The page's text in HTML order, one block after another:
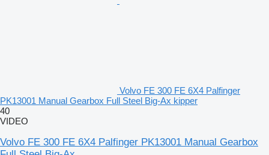
Volvo FE 300 FE 6X4 Palfinger
PK13001 Manual Gearbox Full Steel Big-Ax kipper
40
VIDEO
Volvo FE 300 FE 6X4 Palfinger PK13001 Manual Gearbox